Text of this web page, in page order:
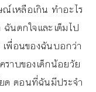
ณ์เหลือเกิน ทำอะไร
ฉันตกใจและเต็มไป
พื่อนของฉันบอกว่า
ราบของเด็กน้อยวัย
ด ตอนที่ฉันมีประจำ